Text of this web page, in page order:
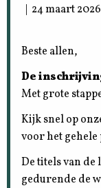
| 24 maart
Beste allen,
De
Met grote
Kijk snel op
voor het
De titels van
gedurende de